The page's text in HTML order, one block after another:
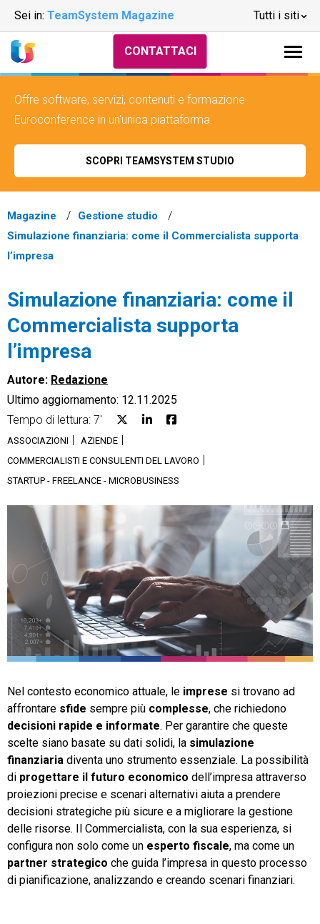
Sei in: TeamSystem Magazine Tutti i siti
Ecommerce
Email Marketing
Financial Solutions
Trust Services
TeamSystem Corporate
CONTATTACI
Offre software, servizi, contenuti e formazione
Euroconference in un'unica piattaforma.
SCOPRI TEAMSYSTEM STUDIO
Magazine
Gestione studio
Simulazione finanziaria: come il Commercialista supporta
l’impresa
Simulazione finanziaria: come il
Commercialista supporta
l’impresa
Autore: Redazione
Ultimo aggiornamento: 12.11.2025
Tempo di lettura: 7'
ASSOCIAZIONI
AZIENDE
COMMERCIALISTI E CONSULENTI DEL LAVORO
STARTUP - FREELANCE - MICROBUSINESS
Nel contesto economico attuale, le imprese si trovano ad
affrontare sfide sempre più complesse, che richiedono
decisioni rapide e informate. Per garantire che queste
scelte siano basate su dati solidi, la simulazione
finanziaria diventa uno strumento essenziale. La possibilità
di progettare il futuro economico dell’impresa attraverso
proiezioni precise e scenari alternativi aiuta a prendere
decisioni strategiche più sicure e a migliorare la gestione
delle risorse. Il Commercialista, con la sua esperienza, si
configura non solo come un esperto fiscale, ma come un
partner strategico che guida l’impresa in questo processo
di pianificazione, analizzando e creando scenari finanziari.